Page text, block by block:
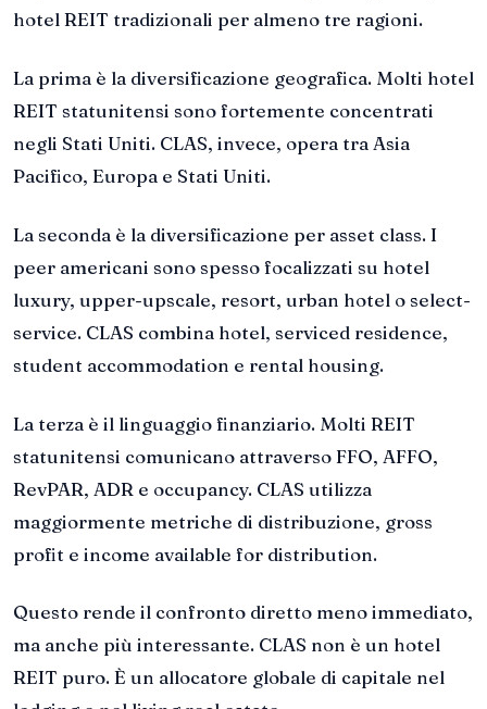
hotel REIT tradizionali per almeno tre ragioni.
La prima è la diversificazione geografica. Molti hotel
REIT statunitensi sono fortemente concentrati
negli Stati Uniti. CLAS, invece, opera tra Asia
Pacifico, Europa e Stati Uniti.
La seconda è la diversificazione per asset class. I
peer americani sono spesso focalizzati su hotel
luxury, upper-upscale, resort, urban hotel o select-
service. CLAS combina hotel, serviced residence,
student accommodation e rental housing.
La terza è il linguaggio finanziario. Molti REIT
statunitensi comunicano attraverso FFO, AFFO,
RevPAR, ADR e occupancy. CLAS utilizza
maggiormente metriche di distribuzione, gross
profit e income available for distribution.
Questo rende il confronto diretto meno immediato,
ma anche più interessante. CLAS non è un hotel
REIT puro. È un allocatore globale di capitale nel